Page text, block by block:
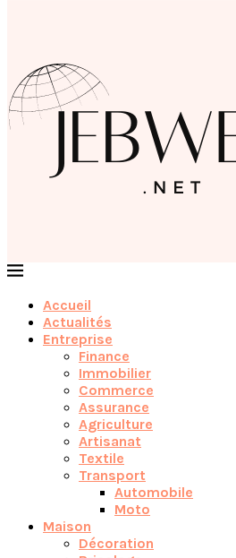
Accueil
Actualités
Entreprise
Finance
Immobilier
Commerce
Assurance
Agriculture
Artisanat
Textile
Transport
Automobile
Moto
Maison
Décoration